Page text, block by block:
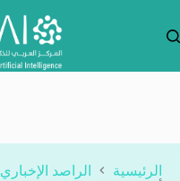
المحتوى
الرئيسية
الراصد الإخباري